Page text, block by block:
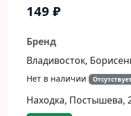
149 ₽
Бренд
Владивосток,
Нет в наличии
Находка, Постышева,